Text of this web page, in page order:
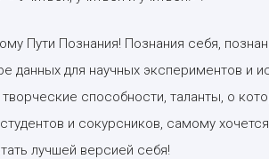
Пути Познания! Познания себя,
данных для научных экспериментов и
способности, таланты, о
и сокурсников, самому хочется
лучшей версией себя!